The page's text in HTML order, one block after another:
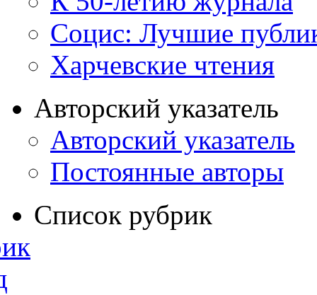
Социс: Лучшие
Харчевские чтения
Авторский указатель
Авторский указатель
Постоянные авторы
Список рубрик